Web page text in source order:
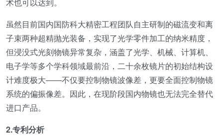
虽然目前国内国防科大精密工程团队自主研制的磁流变和离
子束两种超精抛光装备，实现了光学零件加工的纳米精度，
但浸没式光刻物镜异常复杂，涵盖了光学、机械、计算机、
电子学等多个学科领域最前沿，二十余枚镜片的初始结构设
计难度极大——不仅要控制物镜波像差，更要全面控制物镜
系统的偏振像差。因此，在现阶段国内物镜也无法完全替代
进口产品。
2.专利分析